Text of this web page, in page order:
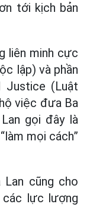
tới kịch bản
liên minh cực
lập) và phần
Justice (Luật
việc đưa Ba
gọi đây là
mọi cách”
cũng cho
các lực lượng